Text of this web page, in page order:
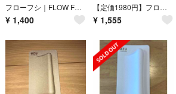
フローフシ｜FLOW FUSHI UZU ウズ MOTE MASCARA モテマ
¥ 1,400
【定価1980円】フローフシ モテマスカラブラック
¥ 1,555